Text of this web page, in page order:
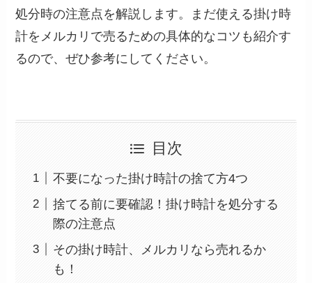
処分時の注意点を解説します。まだ使える掛け時
計をメルカリで売るための具体的なコツも紹介す
るので、ぜひ参考にしてください。
目次
不要になった掛け時計の捨て方4つ
捨てる前に要確認！掛け時計を処分する
際の注意点
その掛け時計、メルカリなら売れるか
も！